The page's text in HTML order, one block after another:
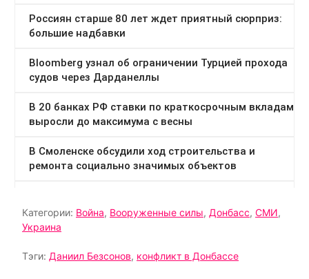
Категории: Война, Вооруженные силы, Донбасс, СМИ,
Украина
Тэги: Даниил Безсонов, конфликт в Донбассе